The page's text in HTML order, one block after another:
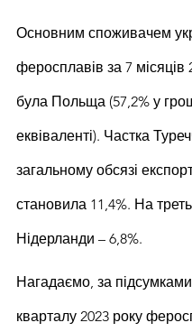
Основним споживачем
феросплавів за 7 місяців
була Польща (57,2% у
еквіваленті). Частка
загальному обсязі
становила 11,4%. На
Нідерланди – 6,8%.
Нагадаємо, за
кварталу 2023 року